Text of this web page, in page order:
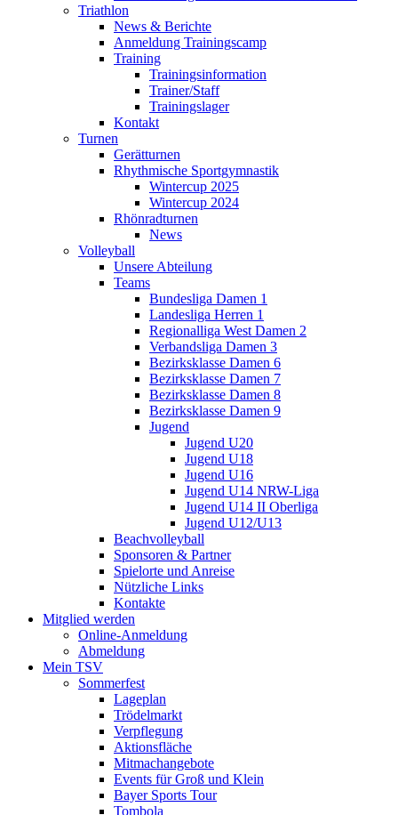
Triathlon
News & Berichte
Anmeldung Trainingscamp
Training
Trainingsinformation
Trainer/Staff
Trainingslager
Kontakt
Turnen
Gerätturnen
Rhythmische Sportgymnastik
Wintercup 2025
Wintercup 2024
Rhönradturnen
News
Volleyball
Unsere Abteilung
Teams
Bundesliga Damen 1
Landesliga Herren 1
Regionalliga West Damen 2
Verbandsliga Damen 3
Bezirksklasse Damen 6
Bezirksklasse Damen 7
Bezirksklasse Damen 8
Bezirksklasse Damen 9
Jugend
Jugend U20
Jugend U18
Jugend U16
Jugend U14 NRW-Liga
Jugend U14 II Oberliga
Jugend U12/U13
Beachvolleyball
Sponsoren & Partner
Spielorte und Anreise
Nützliche Links
Kontakte
Mitglied werden
Online-Anmeldung
Abmeldung
Mein TSV
Sommerfest
Lageplan
Trödelmarkt
Verpflegung
Aktionsfläche
Mitmachangebote
Events für Groß und Klein
Bayer Sports Tour
Tombola